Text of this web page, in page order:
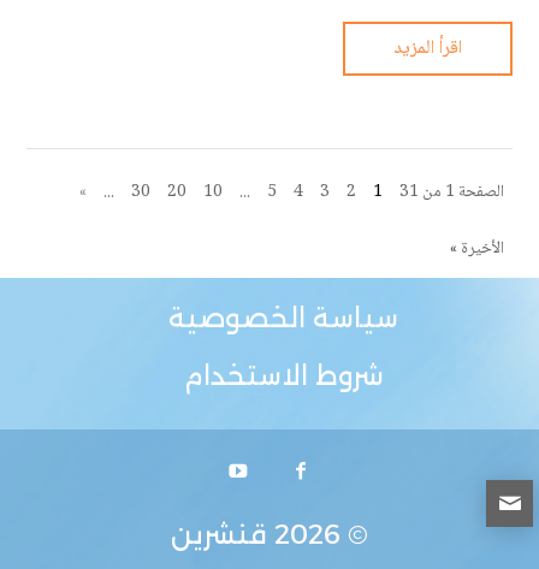
اقرأ المزيد
الصفحة 1 من 31 1
2
3
4
5
...
10
20
30
...
»
الأخيرة »
سياسة الخصوصية
شروط الاستخدام
© 2026 قنشرين